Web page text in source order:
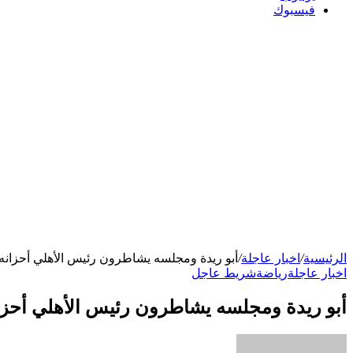
فيسبوك
الرئيسية/ اخبار عاجلة/ أبو ريدة ومجلسه يشاطرون رئيس الأهلي
اخبار عاجلةرياضةشريط عاجل
أبو ريدة ومجلسه يشاطرون رئيس الأهلي